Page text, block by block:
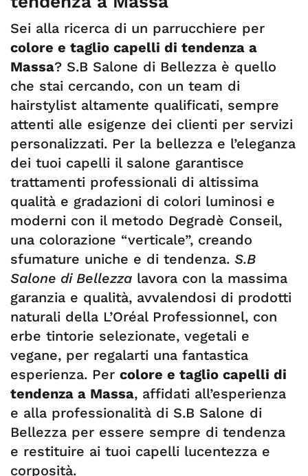
Sei alla ricerca di un parrucchiere per
colore e taglio capelli di tendenza a
Massa? S.B Salone di Bellezza è quello
che stai cercando, con un team di
hairstylist altamente qualificati, sempre
attenti alle esigenze dei clienti per servizi
personalizzati. Per la bellezza e l’eleganza
dei tuoi capelli il salone garantisce
trattamenti professionali di altissima
qualità e gradazioni di colori luminosi e
moderni con il metodo Degradè Conseil,
una colorazione “verticale”, creando
sfumature uniche e di tendenza. S.B
Salone di Bellezza lavora con la massima
garanzia e qualità, avvalendosi di prodotti
naturali della L’Oréal Professionnel, con
erbe tintorie selezionate, vegetali e
vegane, per regalarti una fantastica
esperienza. Per colore e taglio capelli di
tendenza a Massa, affidati all’esperienza
e alla professionalità di S.B Salone di
Bellezza per essere sempre di tendenza
e restituire ai tuoi capelli lucentezza e
corposità.